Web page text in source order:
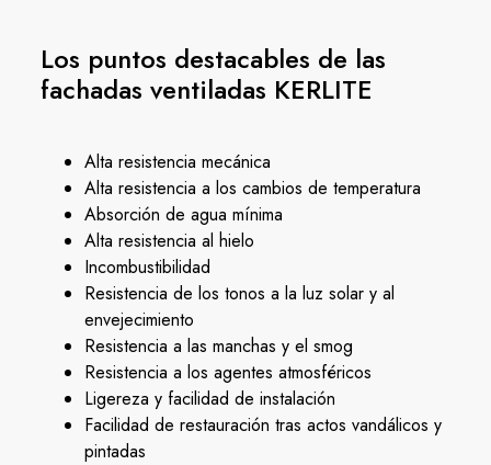
Los puntos destacables de las
fachadas ventiladas KERLITE
Alta resistencia mecánica
Alta resistencia a los cambios de temperatura
Absorción de agua mínima
Alta resistencia al hielo
Incombustibilidad
Resistencia de los tonos a la luz solar y al
envejecimiento
Resistencia a las manchas y el smog
Resistencia a los agentes atmosféricos
Ligereza y facilidad de instalación
Facilidad de restauración tras actos vandálicos y
pintadas